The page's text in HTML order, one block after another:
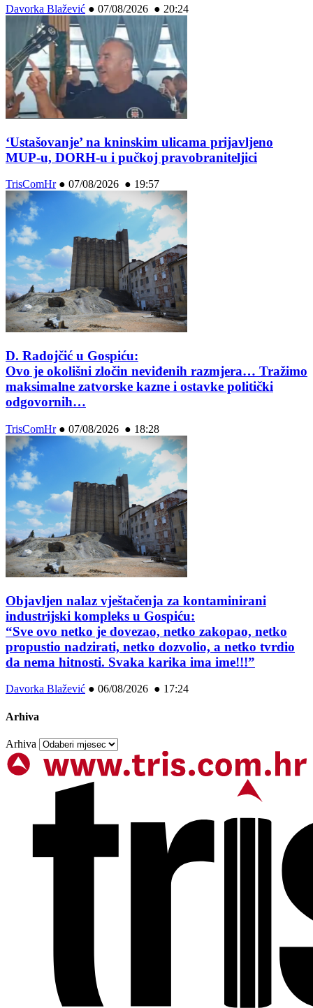
Davorka Blažević ● 07/08/2026 ● 20:24
‘Ustašovanje’ na kninskim ulicama prijavljeno
MUP-u, DORH-u i pučkoj pravobraniteljici
TrisComHr● 07/08/2026 ● 19:57
D. Radojčić u Gospiću:
Ovo je okolišni zločin neviđenih razmjera… Tražimo
maksimalne zatvorske kazne i ostavke politički
odgovornih…
TrisComHr● 07/08/2026 ● 18:28
Objavljen nalaz vještačenja za kontaminirani
industrijski kompleks u Gospiću:
“Sve ovo netko je dovezao, netko zakopao, netko
propustio nadzirati, netko dozvolio, a netko tvrdio
da nema hitnosti. Svaka karika ima ime!!!”
Davorka Blažević ● 06/08/2026 ● 17:24
Arhiva
Arhiva